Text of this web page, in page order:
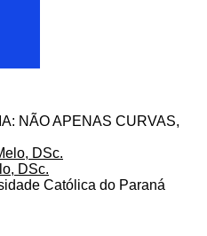
NÃO APENAS CURVAS,
DSc.
Católica do Paraná